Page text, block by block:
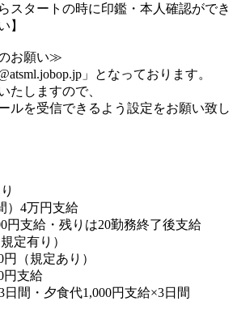
スタートの時に印鑑・本人確認ができ
】
お願い≫
」となっております。
たしますので、
ルを受信できるよう設定をお願い致し
）4万円支給
支給・残りは20勤務終了後支給
定有り）
（規定あり）
円支給
間・夕食代1,000円支給×3日間